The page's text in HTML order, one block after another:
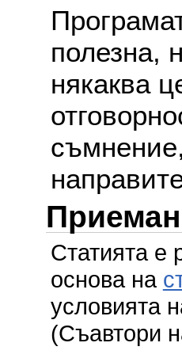
полезна,
някаква
Статията е
основа на
условията
(Съавтори